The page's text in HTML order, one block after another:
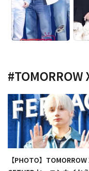
#TOMORROW
【PHOTO】